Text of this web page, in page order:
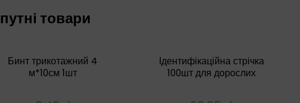
товари
Бинт трикотажний 4
м*10см 1шт
Ідентифікаційна стрічка
100шт для дорослих